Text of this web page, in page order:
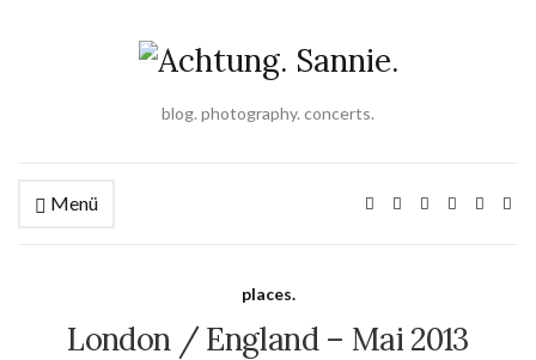
blog. photography. concerts.
Menü
places.
London / England – Mai 2013